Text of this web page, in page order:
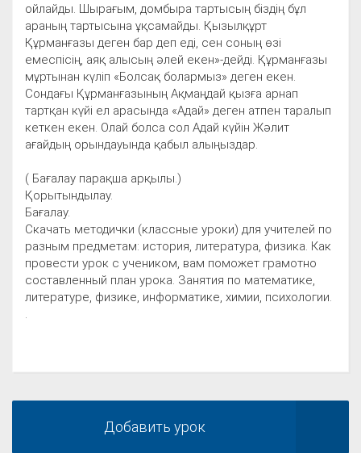
ойлайды. Шырағым, домбыра тартысың біздің бұл
араның тартысына ұқсамайды. Қызылқұрт
Құрманғазы деген бар деп еді, сен соның өзі
емеспісің, аяқ алысың әлей екен»-дейді. Құрманғазы
мұртынан күліп «Болсақ болармыз» деген екен.
Сондағы Құрманғазының Ақмаңдай қызға арнап
тартқан күйі ел арасында «Адай» деген атпен таралып
кеткен екен. Олай болса сол Адай күйін Жәлит
ағайдың орындауында қабыл алыңыздар.
( Бағалау парақша арқылы.)
Қорытындылау.
Бағалау.
Скачать методички (классные уроки) для учителей по
разным предметам: история, литература, физика. Как
провести урок с учеником, вам поможет грамотно
составленный план урока. Занятия по математике,
литературе, физике, информатике, химии, психологии.
Добавить урок